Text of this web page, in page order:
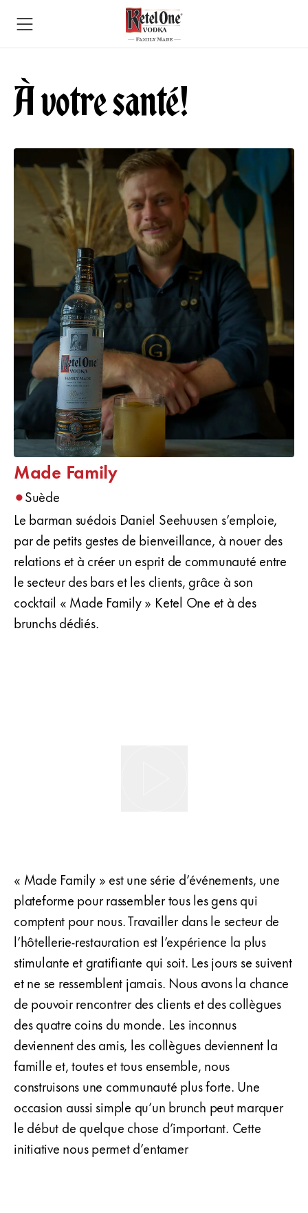
À votre santé!
Made Family
•Suède
Le barman suédois Daniel Seehuusen s’emploie,
par de petits gestes de bienveillance, à nouer des
relations et à créer un esprit de communauté entre
le secteur des bars et les clients, grâce à son
cocktail « Made Family » Ketel One et à des
brunchs dédiés.
« Made Family » est une série d’événements, une
plateforme pour rassembler tous les gens qui
comptent pour nous. Travailler dans le secteur de
l’hôtellerie-restauration est l’expérience la plus
stimulante et gratifiante qui soit. Les jours se suivent
et ne se ressemblent jamais. Nous avons la chance
de pouvoir rencontrer des clients et des collègues
des quatre coins du monde. Les inconnus
deviennent des amis, les collègues deviennent la
famille et, toutes et tous ensemble, nous
construisons une communauté plus forte. Une
occasion aussi simple qu’un brunch peut marquer
le début de quelque chose d’important. Cette
initiative nous permet d’entamer